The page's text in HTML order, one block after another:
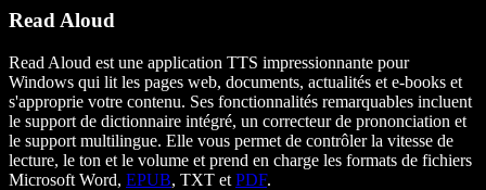
Read Aloud
Read Aloud est une application TTS impressionnante pour
Windows qui lit les pages web, documents, actualités et e-books et
s'approprie votre contenu. Ses fonctionnalités remarquables incluent
le support de dictionnaire intégré, un correcteur de prononciation et
le support multilingue. Elle vous permet de contrôler la vitesse de
lecture, le ton et le volume et prend en charge les formats de fichiers
Microsoft Word, EPUB, TXT et PDF.